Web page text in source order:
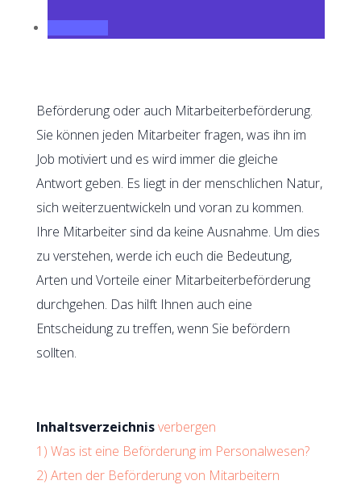
Beförderung oder auch Mitarbeiterbeförderung.
Sie können jeden Mitarbeiter fragen, was ihn im
Job motiviert und es wird immer die gleiche
Antwort geben. Es liegt in der menschlichen Natur,
sich weiterzuentwickeln und voran zu kommen.
Ihre Mitarbeiter sind da keine Ausnahme. Um dies
zu verstehen, werde ich euch die Bedeutung,
Arten und Vorteile einer Mitarbeiterbeförderung
durchgehen. Das hilft Ihnen auch eine
Entscheidung zu treffen, wenn Sie befördern
sollten.
Inhaltsverzeichnisverbergen
1) Was ist eine Beförderung im Personalwesen?
2) Arten der Beförderung von Mitarbeitern